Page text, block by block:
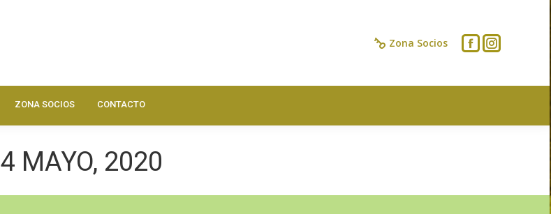
Zona Socios
ZONA SOCIOS CONTACTO
4 MAYO, 2020